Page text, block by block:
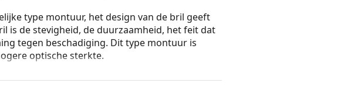
type montuur, het design van de bril geeft
is de stevigheid, de duurzaamheid, het feit dat
tegen beschadiging. Dit type montuur is
optische sterkte.
de koker en het ontwerp kunnen variëren.